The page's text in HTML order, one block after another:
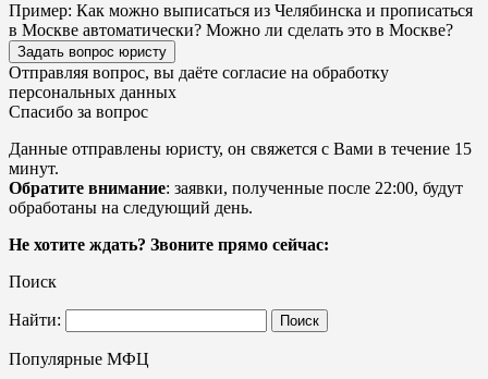
Пример: Как можно выписаться из Челябинска и прописаться
в Москве автоматически? Можно ли сделать это в Москве?
Задать вопрос юристу
Отправляя вопрос, вы даёте согласие на обработку
персональных данных
Спасибо за вопрос
Данные отправлены юристу, он свяжется с Вами в течение 15
минут.
Обратите внимание: заявки, полученные после 22:00, будут
обработаны на следующий день.
Не хотите ждать? Звоните прямо сейчас:
Поиск
Найти:
Популярные МФЦ